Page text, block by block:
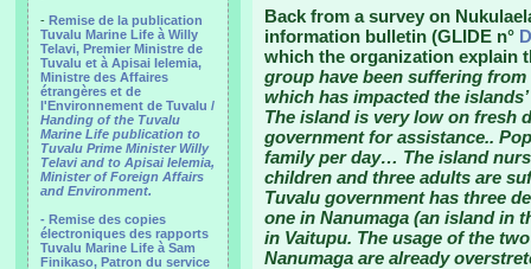
- Remise de la publication
Tuvalu Marine Life à Willy
Telavi, Premier Ministre de
Tuvalu et à Apisai Ielemia,
Ministre des Affaires
étrangères et de
l'Environnement de Tuvalu /
Handing of the Tuvalu
Marine Life publication to
Tuvalu Prime Minister Willy
Telavi and to Apisai Ielemia,
Minister of Foreign Affairs
and Environment.
- Remise des copies
électroniques des rapports
Tuvalu Marine Life à Sam
Finikaso, Patron du service
Back from a survey on
information bulletin (GLIDE n°
which the organization explain
group have been suffering
which has impacted the
The island is very low on fresh
government for assistance..
family per day… The island
children and three adults are
Tuvalu government has three
one in Nanumaga (an island in
in Vaitupu. The usage of the
Nanumaga are already